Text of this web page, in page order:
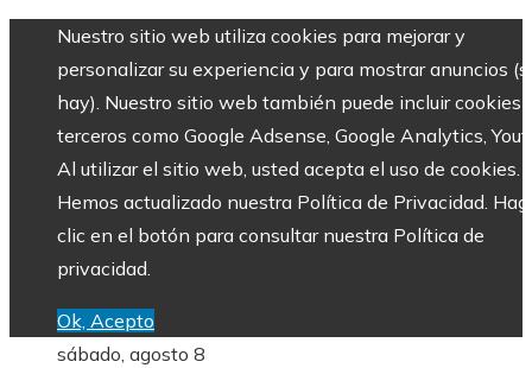
Nuestro sitio web utiliza cookies para mejorar y
personalizar su experiencia y para mostrar anuncios
hay). Nuestro sitio web también puede incluir cookies
terceros como Google Adsense, Google Analytics,
Al utilizar el sitio web, usted acepta el uso de cookies.
Hemos actualizado nuestra Política de Privacidad.
clic en el botón para consultar nuestra Política de
privacidad.
Ok, Acepto
sábado, agosto 8